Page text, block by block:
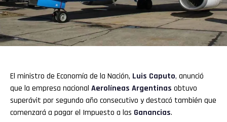
El ministro de Economía de la Nación, Luis Caputo, anunció
que la empresa nacional Aerolíneas Argentinas obtuvo
superávit por segundo año consecutivo y destacó también que
comenzará a pagar el Impuesto a las Ganancias.